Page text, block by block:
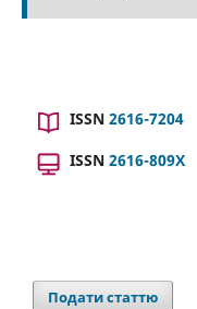
ISSN 2616-7204
ISSN 2616-809X
Подати статтю